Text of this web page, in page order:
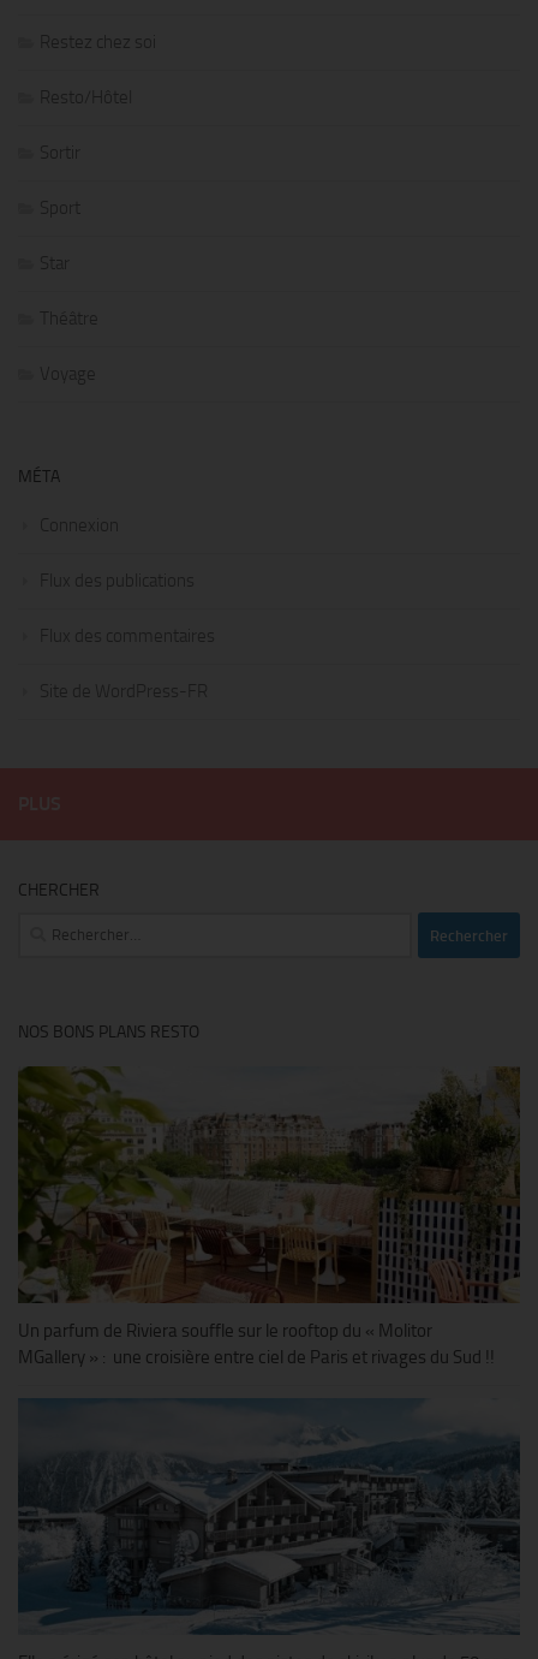
Restez chez soi
Resto/Hôtel
Sortir
Sport
Star
Théâtre
Voyage
MÉTA
Connexion
Flux des publications
Flux des commentaires
Site de WordPress-FR
CHERCHER
Rechercher :
NOS BONS PLANS RESTO
Un parfum de Riviera souffle sur le rooftop du « Molitor
MGallery » : une croisière entre ciel de Paris et rivages du Sud !!